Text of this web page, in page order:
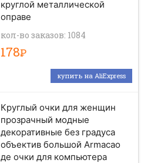
круглой металлической
оправе
кол-во заказов: 1084
178Р
купить на AliExpress
Круглый очки для женщин
прозрачный модные
декоративные без градуса
объектив большой Armacao
де очки для компьютера